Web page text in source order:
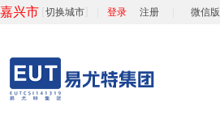
嘉兴市 切换城市 登录 注册 微信版